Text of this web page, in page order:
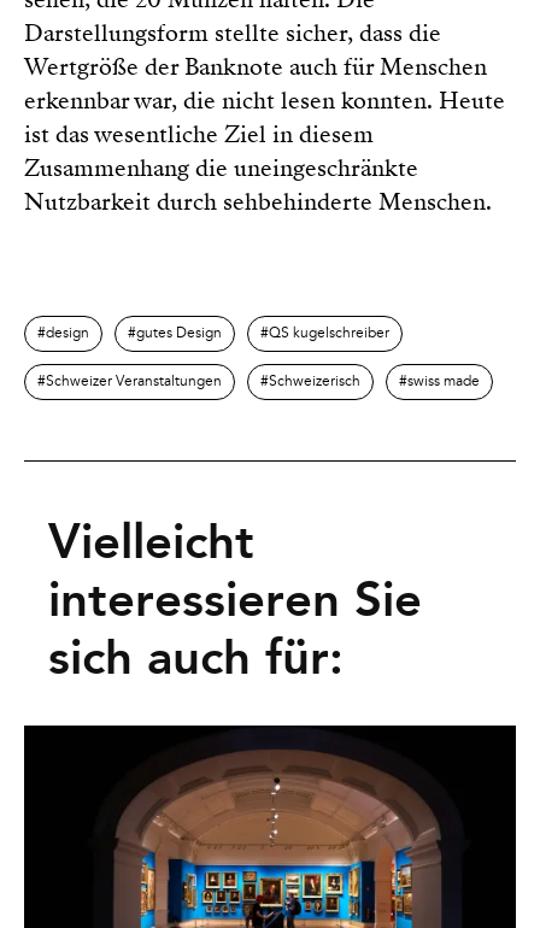
Darstellungsform stellte sicher, dass die
Wertgröße der Banknote auch für Menschen
erkennbar war, die nicht lesen konnten. Heute
ist das wesentliche Ziel in diesem
Zusammenhang die uneingeschränkte
Nutzbarkeit durch sehbehinderte Menschen.
design gutes Design QS kugelschreiber
Schweizer Veranstaltungen Schweizerisch swiss made
Vielleicht
interessieren Sie
sich auch für: